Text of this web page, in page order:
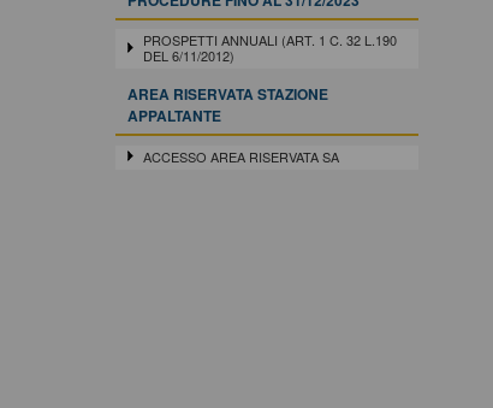
PROSPETTI ANNUALI (ART. 1 C. 32 L.190
DEL 6/11/2012)
AREA RISERVATA STAZIONE
APPALTANTE
ACCESSO AREA RISERVATA SA